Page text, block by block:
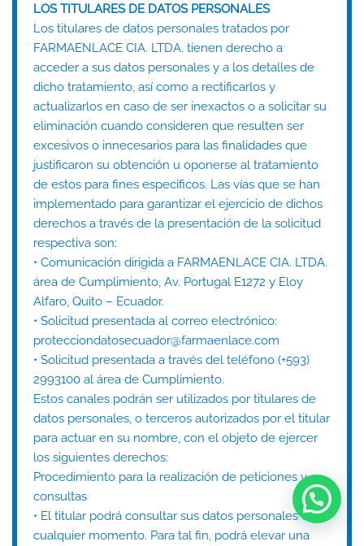
LOS TITULARES DE DATOS PERSONALES
Los titulares de datos personales tratados por
FARMAENLACE CIA. LTDA. tienen derecho a
acceder a sus datos personales y a los detalles de
dicho tratamiento, así como a rectificarlos y
actualizarlos en caso de ser inexactos o a solicitar su
eliminación cuando consideren que resulten ser
excesivos o innecesarios para las finalidades que
justificaron su obtención u oponerse al tratamiento
de estos para fines específicos. Las vías que se han
implementado para garantizar el ejercicio de dichos
derechos a través de la presentación de la solicitud
respectiva son:
• Comunicación dirigida a FARMAENLACE CIA. LTDA.
área de Cumplimiento, Av. Portugal E1272 y Eloy
Alfaro, Quito – Ecuador.
• Solicitud presentada al correo electrónico:
protecciondatosecuador@farmaenlace.com
• Solicitud presentada a través del teléfono (+593)
2993100 al área de Cumplimiento.
Estos canales podrán ser utilizados por titulares de
datos personales, o terceros autorizados por el titular
para actuar en su nombre, con el objeto de ejercer
los siguientes derechos:
Procedimiento para la realización de peticiones y
consultas
• El titular podrá consultar sus datos personales en
cualquier momento. Para tal fin, podrá elevar una